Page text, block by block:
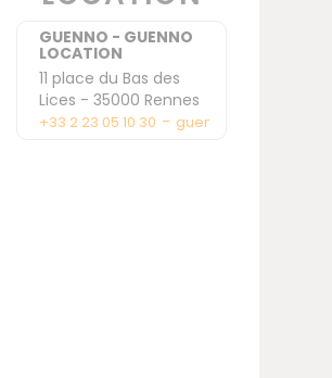
GUENNO - GUENNO
LOCATION
11 place du Bas des
Lices - 35000 Rennes
+33 2 23 05 10 30 -